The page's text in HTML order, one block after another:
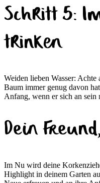
Schritt 5:
trinken
Weiden lieben Wasser: Achte
Baum immer genug davon
Anfang, wenn er sich an sein
Dein
Im Nu wird deine
Highlight in deinem Garten